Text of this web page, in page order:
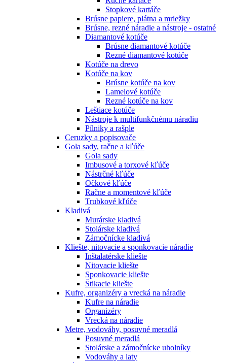
Stopkové kartáče
Brúsne papiere, plátna a mriežky
Brúsne, rezné náradie a nástroje - ostatné
Diamantové kotúče
Brúsne diamantové kotúče
Rezné diamantové kotúče
Kotúče na drevo
Kotúče na kov
Brúsne kotúče na kov
Lamelové kotúče
Rezné kotúče na kov
Leštiace kotúče
Nástroje k multifunkčnému náradiu
Pílniky a rašple
Ceruzky a popisovače
Gola sady, račne a kľúče
Gola sady
Imbusové a torxové kľúče
Nástrčné kľúče
Očkové kľúče
Račne a momentové kľúče
Trubkové kľúče
Kladivá
Murárske kladivá
Stolárske kladivá
Zámočnícke kladivá
Kliešte, nitovacie a sponkovacie náradie
Inštalatérske kliešte
Nitovacie kliešte
Sponkovacie kliešte
Štikacie kliešte
Kufre, organizéry a vrecká na náradie
Kufre na náradie
Organizéry
Vrecká na náradie
Metre, vodováhy, posuvné meradlá
Posuvné meradlá
Stolárske a zámočnícke uholníky
Vodováhy a laty